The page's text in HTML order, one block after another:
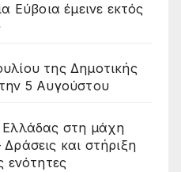
Εύβοια έμεινε εκτός
της Δημοτικής
5 Αυγούστου
Ελλάδας στη μάχη
και στήριξη
ενότητες